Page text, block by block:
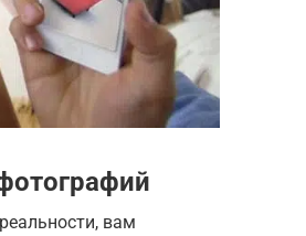
вам